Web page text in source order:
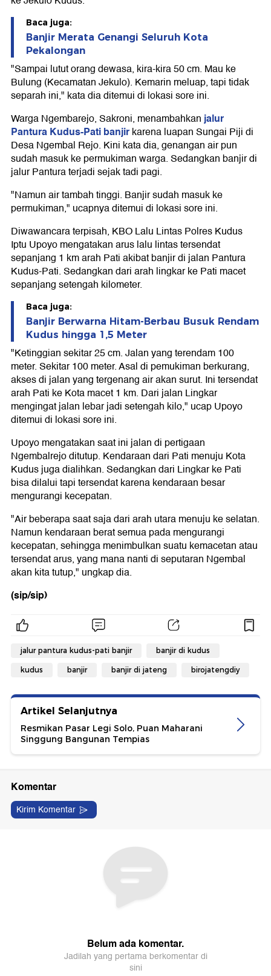
Baca juga:
Banjir Merata Genangi Seluruh Kota
Pekalongan
"Sampai lutut orang dewasa, kira-kira 50 cm. Mau ke
Bulung (Kecamatan Jekulo). Kemarin meluap, tapi tidak
separah ini," kata dia ditemui di lokasi sore ini.
Warga Ngembarejo, Sakroni, menambahkanjalur
Pantura Kudus-Pati banjirkarena luapan Sungai Piji di
Desa Ngembal Rejo. Kini kata dia, genangan air pun
sudah masuk ke permukiman warga. Sedangkan banjir di
jalur Pantura terjadi sejak tadi pagi.
"Namun air tambah tinggi. Banjir sudah masuk ke
permukiman," ucapnya ditemui di lokasi sore ini.
Diwawancara terpisah, KBO Lalu Lintas Polres Kudus
Iptu Upoyo mengatakan arus lalu lintas tersendat
sepanjang 1 km arah Pati akibat banjir di jalan Pantura
Kudus-Pati. Sedangkan dari arah lingkar ke Pati macet
sepanjang setengah kilometer.
Baca juga:
Banjir Berwarna Hitam-Berbau Busuk Rendam
Kudus hingga 1,5 Meter
"Ketinggian sekitar 25 cm. Jalan yang terendam 100
meter. Sekitar 100 meter. Asal di pemukiman berkurang,
akses di jalan yang tergenang air akan surut. Ini tersendat
arah Pati ke Kota macet 1 km. Dari jalan Lingkar
mengingat jalan lebar jadi setengah kilo," ucap Upoyo
ditemui di lokasi sore ini.
Upoyo mengatakan saat ini jalan di pertigaan
Ngembalrejo ditutup. Kendaraan dari Pati menuju Kota
Kudus juga dialihkan. Sedangkan dari Lingkar ke Pati
bisa dilalui tapi tersendat karena kendaraan besar
mengurangi kecepatan.
"Air beberapa saat saja dari arah utara menuju ke selatan.
Namun kendaraan berat semua pada mengurangi
kecepatan, sehingga menimbulkan suatu kemacetan atau
tersendat arus, yang mana nanti di seputaran Ngembal
akan kita tutup," ungkap dia.
(sip/sip)
jalur pantura kudus-pati banjir banjir di kudus
kudus banjir banjir di jateng birojatengdiy
Artikel Selanjutnya
Resmikan Pasar Legi Solo, Puan Maharani
Singgung Bangunan Tempias